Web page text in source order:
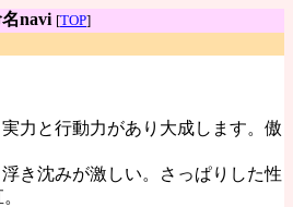
navi [TOP]
力と行動力があり大成します。傲
き沈みが激しい。さっぱりした性